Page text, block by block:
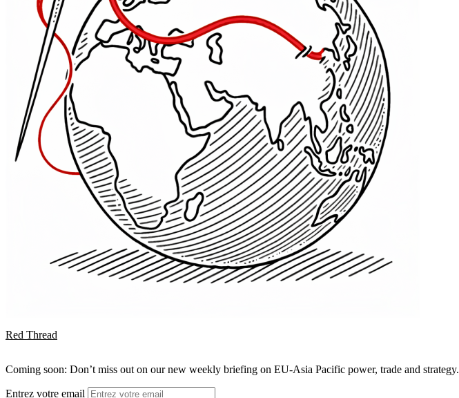
Red Thread
Coming soon: Don’t miss out on our new weekly briefing on EU-Asia Pacific power, trade and strategy.
Entrez votre email